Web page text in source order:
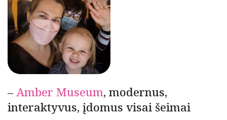
– Amber Museum, modernus,
interaktyvus, įdomus visai šeimai